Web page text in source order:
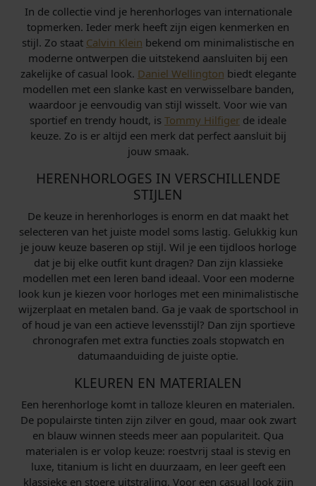
In de collectie vind je herenhorloges van internationale
topmerken. Ieder merk heeft zijn eigen kenmerken en
stijl. Zo staat Calvin Klein bekend om minimalistische en
moderne ontwerpen die uitstekend aansluiten bij een
zakelijke of casual look. Daniel Wellington biedt elegante
modellen met een slanke kast en verwisselbare banden,
waardoor je eenvoudig van stijl wisselt. Voor wie van
sportief en trendy houdt, is Tommy Hilfiger de ideale
keuze. Zo is er altijd een merk dat perfect aansluit bij
jouw smaak.
HERENHORLOGES IN VERSCHILLENDE
STIJLEN
De keuze in herenhorloges is enorm en dat maakt het
selecteren van het juiste model soms lastig. Gelukkig kun
je jouw keuze baseren op stijl. Wil je een tijdloos horloge
dat je bij elke outfit kunt dragen? Dan zijn klassieke
modellen met een leren band ideaal. Voor een moderne
look kun je kiezen voor horloges met een minimalistische
wijzerplaat en metalen band. Ga je vaak de sportschool in
of houd je van een actieve levensstijl? Dan zijn sportieve
chronografen met extra functies zoals stopwatch en
datumaanduiding de juiste optie.
KLEUREN EN MATERIALEN
Een herenhorloge komt in talloze kleuren en materialen.
De populairste tinten zijn zilver en goud, maar ook zwart
en blauw winnen steeds meer aan populariteit. Qua
materialen is er volop keuze: roestvrij staal is stevig en
luxe, titanium is licht en duurzaam, en leer geeft een
klassieke en stoere uitstraling. Voor een casual look zijn